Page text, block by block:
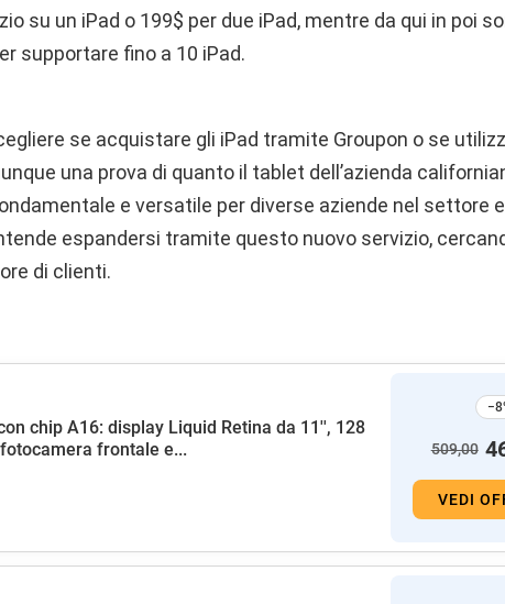
su un iPad o 199$ per due iPad, mentre da qui in poi
supportare fino a 10 iPad.
se acquistare gli iPad tramite Groupon o se
una prova di quanto il tablet dell’azienda
e versatile per diverse aziende nel settore
espandersi tramite questo nuovo servizio,
di clienti.
chip A16: display Liquid Retina da 11'', 128
fotocamera frontale e...
509,00
VEDI